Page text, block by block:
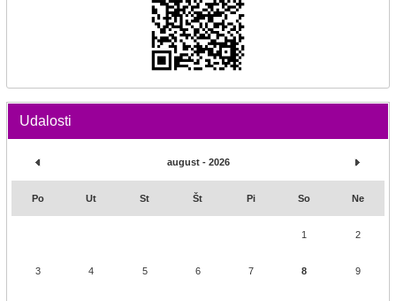
Udalosti
august - 2026
Po Ut St Št Pi So Ne
1 2
3 4 5 6 7 8 9